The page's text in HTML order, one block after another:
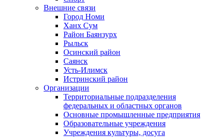
Внешние связи
Город Номи
Ханх Сум
Район Баянзурх
Рыльск
Осинский район
Саянск
Усть-Илимск
Истринский район
Организации
Территориальные подразделения
федеральных и областных органов
Основные промышленные предприятия
Образовательные учреждения
Учреждения культуры, досуга